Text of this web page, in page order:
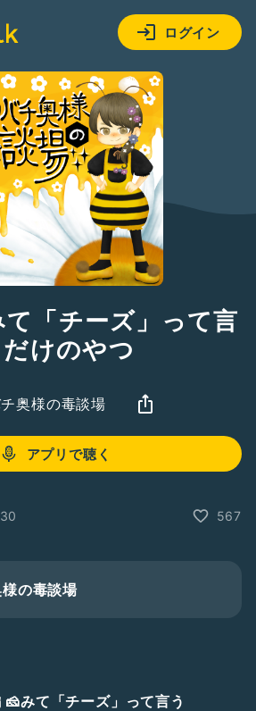
ログイン
「チーズ」って言
だけのやつ
奥様の毒談場
アプリで聴く
567
の毒談場
🧀みて「チーズ」って言う